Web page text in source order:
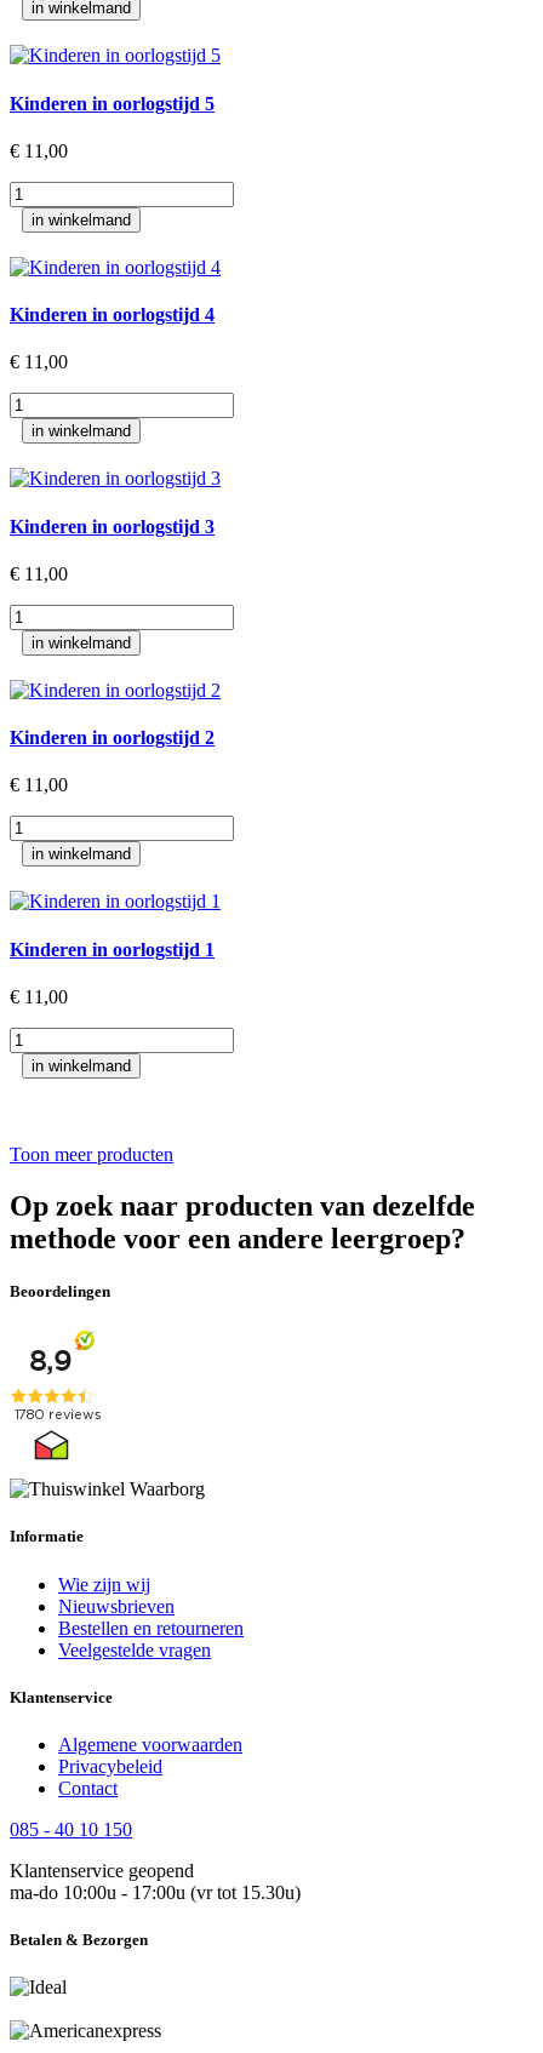
oorlogstijd
6
aantal
in winkelmand
Kinderen in oorlogstijd 5
€ 11,00
Kinderen
in
oorlogstijd
5
aantal
in winkelmand
Kinderen in oorlogstijd 4
€ 11,00
Kinderen
in
oorlogstijd
4
aantal
in winkelmand
Kinderen in oorlogstijd 3
€ 11,00
Kinderen
in
oorlogstijd
3
aantal
in winkelmand
Kinderen in oorlogstijd 2
€ 11,00
Kinderen
in
oorlogstijd
2
aantal
in winkelmand
Kinderen in oorlogstijd 1
€ 11,00
Kinderen
in
oorlogstijd
in winkelmand
Toon meer producten
Op zoek naar producten van dezelfde
methode voor een andere leergroep?
Beoordelingen
Informatie
Wie zijn wij
Nieuwsbrieven
Bestellen en retourneren
Veelgestelde vragen
Klantenservice
Algemene voorwaarden
Privacybeleid
Contact
085 - 40 10 150
Klantenservice geopend
ma-do 10:00u - 17:00u (vr tot 15.30u)
Betalen & Bezorgen